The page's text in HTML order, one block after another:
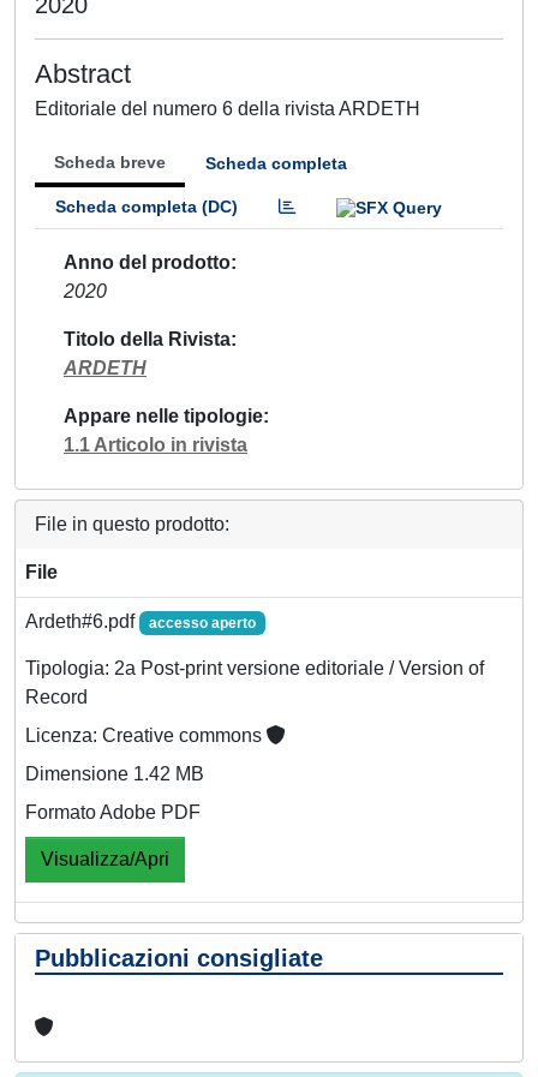
Abstract
Editoriale del numero 6 della rivista ARDETH
Scheda breve Scheda completa
Scheda completa (DC)
Anno del prodotto
2020
Titolo della Rivista
ARDETH
Appare nelle tipologie
1.1 Articolo in rivista
File in questo prodotto:
File
Ardeth#6.pdf accesso aperto
Tipologia: 2a Post-print versione editoriale / Version of
Record
Licenza: Creative commons
Dimensione 1.42 MB
Formato Adobe PDF
Visualizza/Apri
Pubblicazioni consigliate